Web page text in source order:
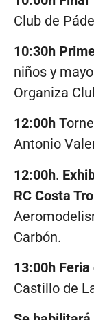
Club de
10:30h
niños y
Organiza
12:00h
Antonio
12:00h.
RC Costa
Carbón.
13:00h Feria
Castillo de